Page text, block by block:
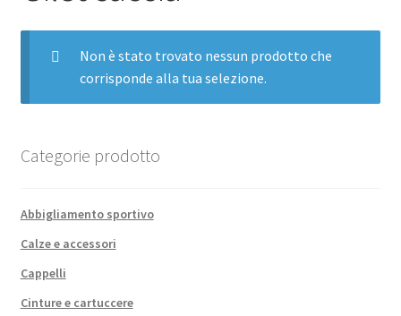
Non è stato trovato nessun prodotto che
corrisponde alla tua selezione.
Categorie prodotto
Abbigliamento sportivo
Calze e accessori
Cappelli
Cinture e cartuccere